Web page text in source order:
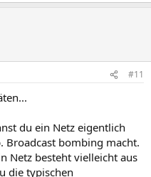
#11
du ein Netz eigentlich
Broadcast bombing macht.
Netz besteht vielleicht aus
die typischen